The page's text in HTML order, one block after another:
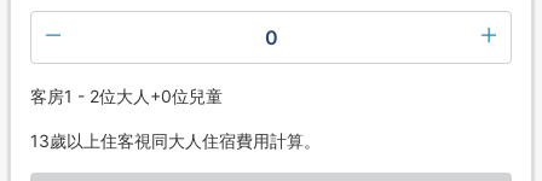
0
客房1 - 2位大人+0位兒童
13歲以上住客視同大人住宿費用計算。